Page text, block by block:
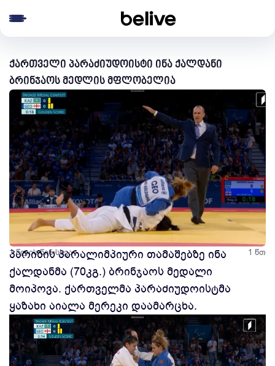
ქართველი პარაძიუდოისტი ინა ქალდანი
ბრინჯაოს მედლის მფლობელია
1 წლის წინ სხვა 1 წთ
პარიზის პარალიმპიური თამაშებზე ინა
ქალდანმა (70კგ.) ბრინჯაოს მედალი
მოიპოვა. ქართველმა პარაძიუდოისტმა
ყაზახი აიალა მერეკი დაამარცხა.